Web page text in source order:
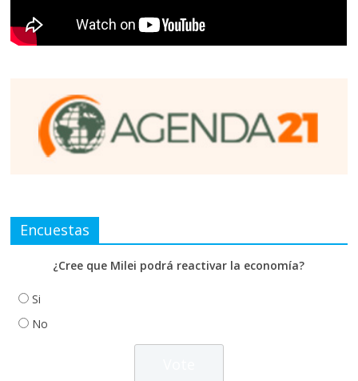
Encuestas
¿Cree que Milei podrá reactivar la economía?
Si
No